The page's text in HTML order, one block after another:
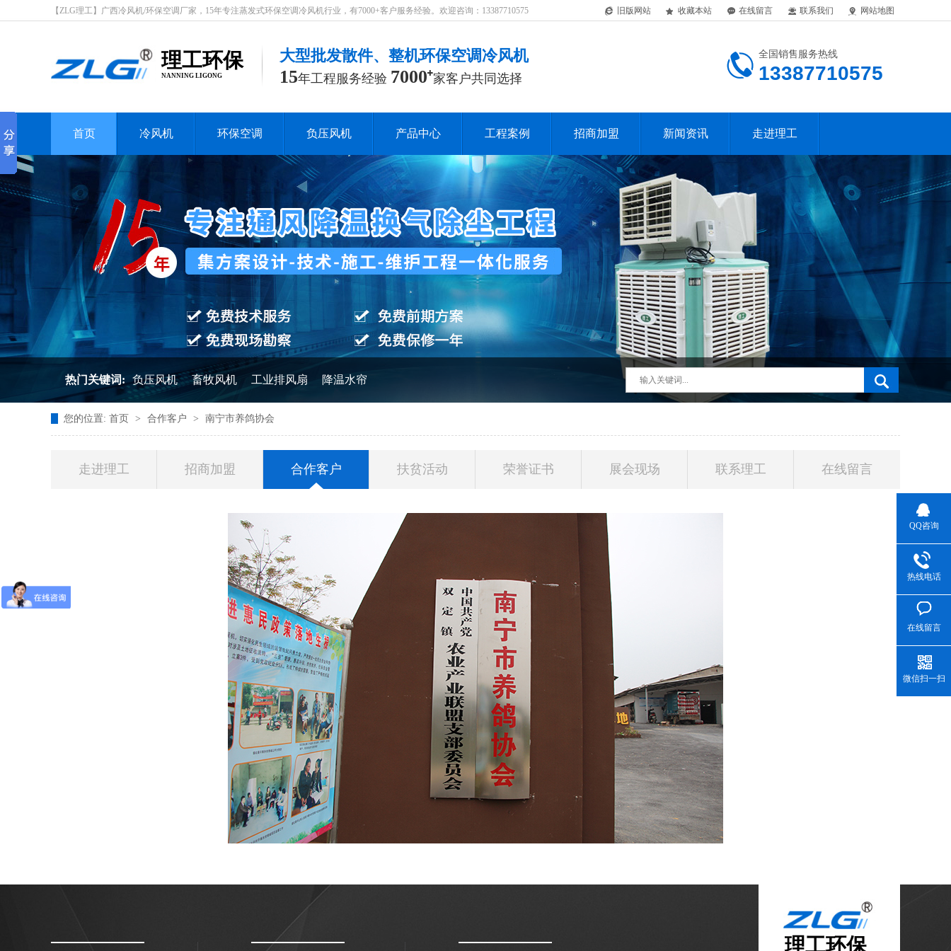
旧版网站 收藏本站 在线留言 联系我们 网站地图
【ZLG理工】广西冷风机/环保空调厂家，15年专注蒸发式环保空调冷风机行业，有7000+客户服务经验。欢迎咨询：13387710575
理工环保
NANNING LIGONG
大型批发散件、整机环保空调冷风机
15年工程服务经验 7000 家客户共同选择
全国销售服务热线
13387710575
首页 冷风机 环保空调 负压风机 产品中心 工程案例 招商加盟 新闻资讯 走进理工
热门关键词: 负压风机 畜牧风机 工业排风扇 降温水帘
您的位置: 首页 > 合作客户 > 南宁市养鸽协会
走进理工 招商加盟 合作客户 扶贫活动 荣誉证书 展会现场 联系理工 在线留言
理工环保
QQ咨询
热线电话
在线留言
微信扫一扫